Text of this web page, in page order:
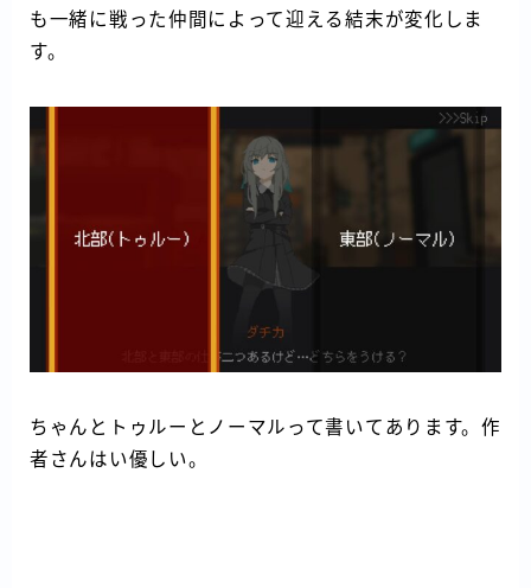
も一緒に戦った仲間によって迎える結末が変化しま
す。
ちゃんとトゥルーとノーマルって書いてあります。作
者さんはい優しい。